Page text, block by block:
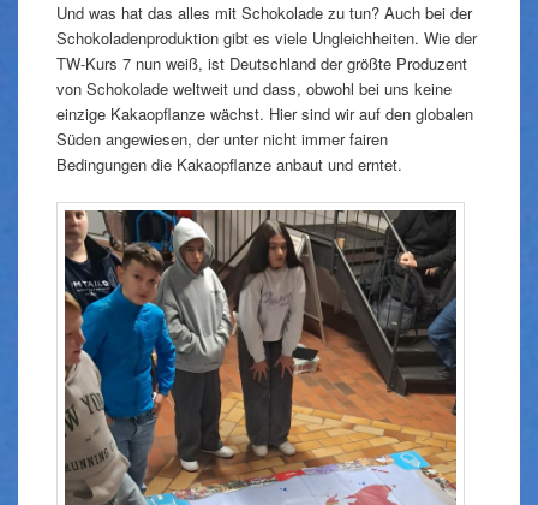
Und was hat das alles mit Schokolade zu tun? Auch bei der
Schokoladenproduktion gibt es viele Ungleichheiten. Wie der
TW-Kurs 7 nun weiß, ist Deutschland der größte Produzent
von Schokolade weltweit und dass, obwohl bei uns keine
einzige Kakaopflanze wächst. Hier sind wir auf den globalen
Süden angewiesen, der unter nicht immer fairen
Bedingungen die Kakaopflanze anbaut und erntet.